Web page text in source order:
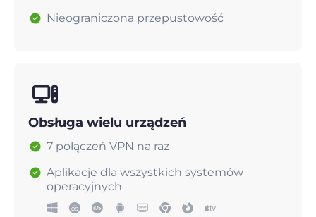
Nieograniczona przepustowość
Obsługa wielu urządzeń
7 połączeń VPN na raz
Aplikacje dla wszystkich systemów
operacyjnych